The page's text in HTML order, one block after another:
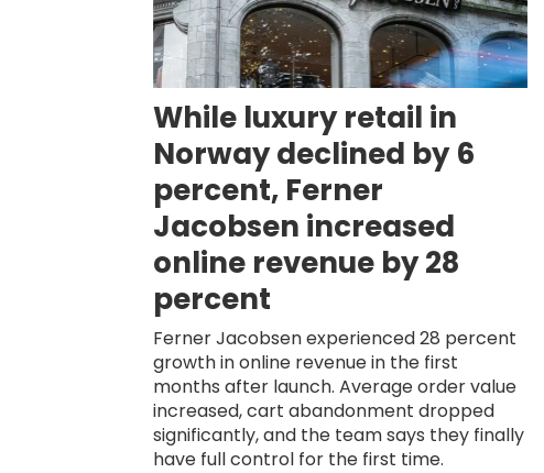
While luxury retail in
Norway declined by 6
percent, Ferner
Jacobsen increased
online revenue by 28
percent
Ferner Jacobsen experienced 28 percent
growth in online revenue in the first
months after launch. Average order value
increased, cart abandonment dropped
significantly, and the team says they finally
have full control for the first time.